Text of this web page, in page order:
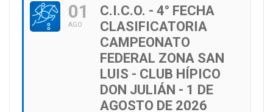
01
AGO
C.I.C.O. - 4° FECHA
CLASIFICATORIA
CAMPEONATO
FEDERAL ZONA SAN
LUIS - CLUB HÍPICO
DON JULIÁN - 1 DE
AGOSTO DE 2026